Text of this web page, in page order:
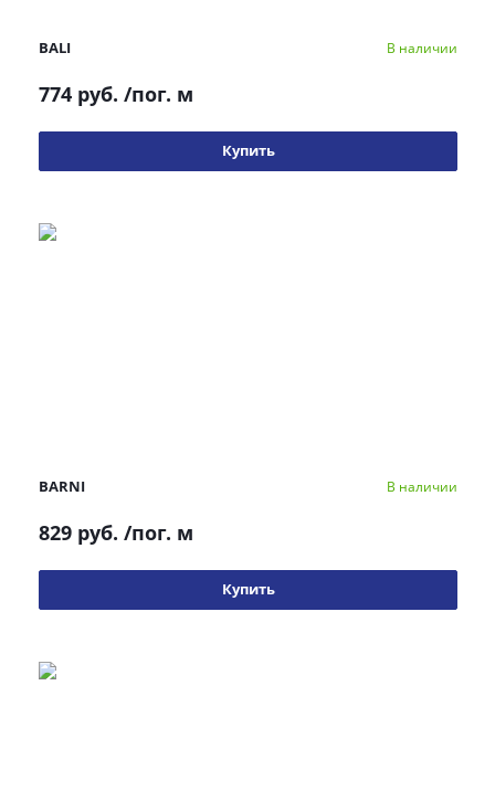
BALI В наличии
774 руб. /пог. м
Купить
BARNI В наличии
829 руб. /пог. м
Купить